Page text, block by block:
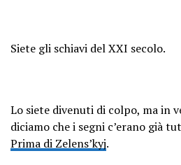
Siete gli schiavi del XXI secolo.
Lo siete divenuti di colpo, ma in
diciamo che i segni c’erano già
Prima di Zelens’kyj.